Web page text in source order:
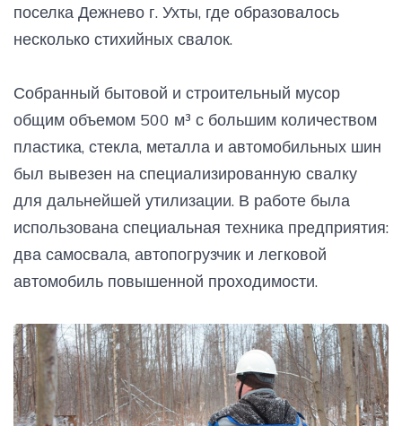
поселка Дежнево г. Ухты, где образовалось
несколько стихийных свалок.
Собранный бытовой и строительный мусор
общим объемом 500 м³ с большим количеством
пластика, стекла, металла и автомобильных шин
был вывезен на специализированную свалку
для дальнейшей утилизации. В работе была
использована специальная техника предприятия:
два самосвала, автопогрузчик и легковой
автомобиль повышенной проходимости.